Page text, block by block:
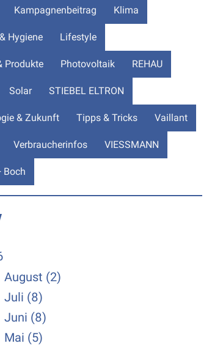
Kampagnenbeitrag Klima
Hygiene Lifestyle
Produkte Photovoltaik REHAU
Solar STIEBEL ELTRON
& Zukunft Tipps & Tricks Vaillant
Verbraucherinfos VIESSMANN
Boch
August (2)
Juli (8)
Juni (8)
Mai (5)